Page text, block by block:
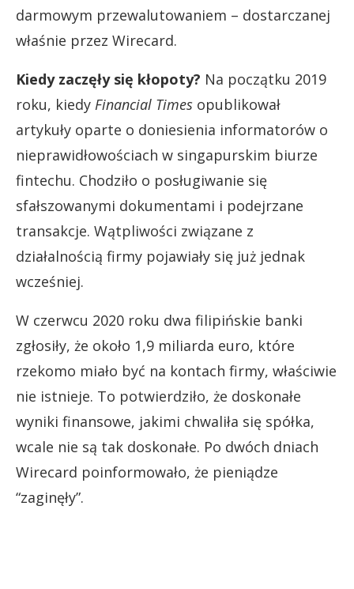
darmowym przewalutowaniem – dostarczanej
właśnie przez Wirecard.
Kiedy zaczęły się kłopoty? Na początku 2019
roku, kiedy Financial Times opublikował
artykuły oparte o doniesienia informatorów o
nieprawidłowościach w singapurskim biurze
fintechu. Chodziło o posługiwanie się
sfałszowanymi dokumentami i podejrzane
transakcje. Wątpliwości związane z
działalnością firmy pojawiały się już jednak
wcześniej.
W czerwcu 2020 roku dwa filipińskie banki
zgłosiły, że około 1,9 miliarda euro, które
rzekomo miało być na kontach firmy, właściwie
nie istnieje. To potwierdziło, że doskonałe
wyniki finansowe, jakimi chwaliła się spółka,
wcale nie są tak doskonałe. Po dwóch dniach
Wirecard poinformowało, że pieniądze
“zaginęły”.